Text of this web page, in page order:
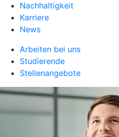
Nachhaltigkeit
Karriere
News
Arbeiten bei uns
Studierende
Stellenangebote